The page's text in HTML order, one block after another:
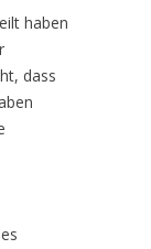
haben
dass